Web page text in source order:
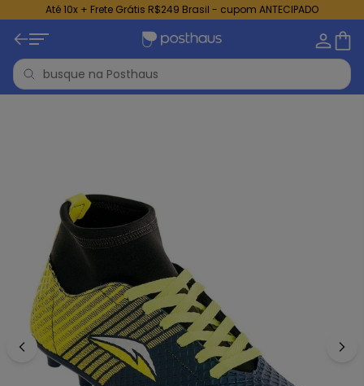
Até 10x + Frete Grátis R$249 Brasil - cupom ANTECIPADO